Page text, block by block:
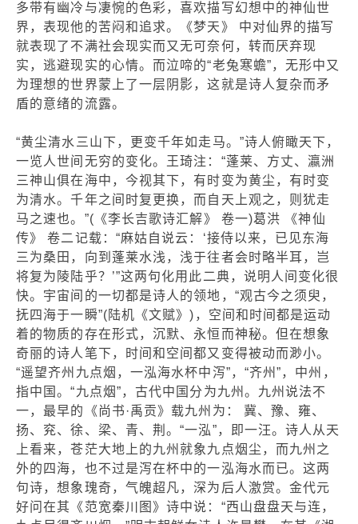
多带有幽冷与凄惋的色彩，喜欢描写幻想中的神仙世
界，表现他的苦闷和追求。《梦天》 中对仙界的描写
就表现了不满社会现实而又无可奈何，转而厌弃现
实，逃避现实的心情。而泣啼的“老兔寒蟾”，无形中又
为理想的世界蒙上了一层阴影，这就是诗人复杂而矛
盾的意绪的流露。
“黄尘清水三山下，更变千年如走马。”诗人俯瞰天下，
一览人世间无穷的变化。王琦注：“蓬莱、方丈、瀛洲
三神山俱在海中，今视其下，有时变为黄尘，有时变
为清水。千年之间时复更换，而自天上观之，则犹走
马之速也。”(《李长吉歌诗汇解》 卷一)葛洪 《神仙
传》 卷二记载：“麻姑自说云：‘接侍以来，已见东海
三为桑田，向到蓬莱水浅，浅于往者会时略半耳，岂
将复为陵陆乎？’”这两句化用此二典，说明人间变化很
快。宇宙间的一切都是诗人的领地，“观古今之须臾，
抚四海于一瞬”(陆机《文赋》)，空间和时间都是运动
着的物质的存在形式，沉默、永恒而神秘。但在想象
奇丽的诗人笔下，时间和空间都又变得被动而渺小。
“遥望齐州九点烟，一泓海水杯中泻”，“齐州”，中州，
指中国。“九点烟”，古代中国分为九州。九州说法不
一，最早的《尚书·禹贡》载九州为： 冀、豫、雍、
扬、兖、徐、梁、青、荆。“一泓”，即一汪。诗人从天
上看来，苍茫大地上的九州就象九点烟尘，而九州之
外的四海，也不过是泻在杯中的一泓海水而已。这两
句诗，想象瑰奇，气魄超凡，深为后人激赏。金代元
好问在其《范宽秦川图》诗中说：“西山盘盘天与连，